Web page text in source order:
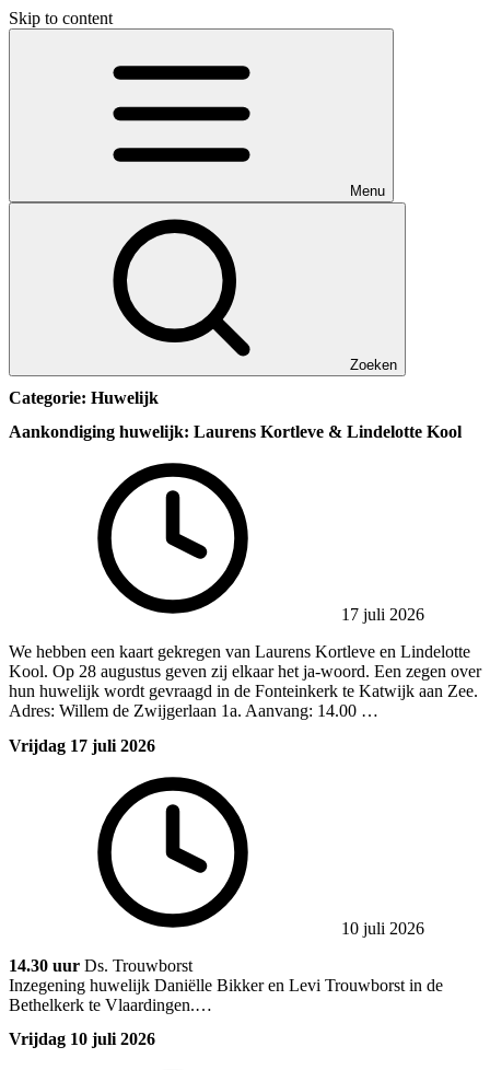
Skip to content
Menu
Zoeken
Categorie: Huwelijk
Aankondiging huwelijk: Laurens Kortleve & Lindelotte Kool
17 juli 2026
We hebben een kaart gekregen van Laurens Kortleve en Lindelotte
Kool. Op 28 augustus geven zij elkaar het ja-woord. Een zegen over
hun huwelijk wordt gevraagd in de Fonteinkerk te Katwijk aan Zee.
Adres: Willem de Zwijgerlaan 1a. Aanvang: 14.00 …
Vrijdag 17 juli 2026
10 juli 2026
14.30 uur Ds. Trouwborst
Inzegening huwelijk Daniëlle Bikker en Levi Trouwborst in de
Bethelkerk te Vlaardingen.…
Vrijdag 10 juli 2026